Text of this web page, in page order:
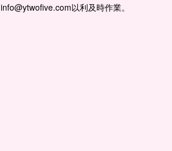
info@ytwofive.com以利及時作業。